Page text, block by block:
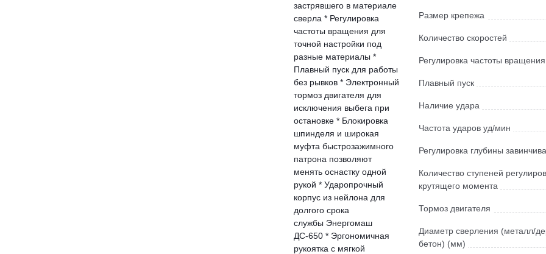
застрявшего в материале
сверла * Регулировка
частоты вращения для
точной настройки под
разные материалы *
Плавный пуск для работы
без рывков * Электронный
тормоз двигателя для
исключения выбега при
остановке * Блокировка
шпинделя и широкая
муфта быстрозажимного
патрона позволяют
менять оснастку одной
рукой * Ударопрочный
корпус из нейлона для
долгого срока
службы Энергомаш
ДС-650 * Эргономичная
рукоятка с мягкой
Размер крепежа
Количество скоростей
Регулировка частоты вращения
Плавный пуск
Наличие удара
Частота ударов уд/мин
Регулировка глубины
Количество ступеней
крутящего момента
Тормоз двигателя
Диаметр сверления (металл/
бетон) (мм)